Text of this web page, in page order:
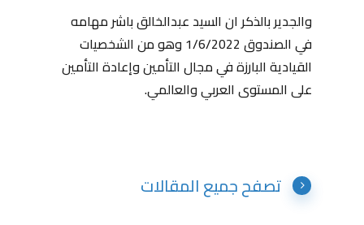
والجدير بالذكر ان السيد عبدالخالق باشر مهامه
في الصندوق 1/6/2022 وهو من الشخصيات
القيادية البارزة في مجال التأمين وإعادة التأمين
على المستوى العربي والعالمي.
تصفح جميع المقالات